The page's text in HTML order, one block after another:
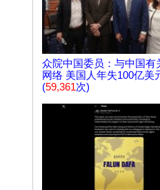
众院中国委员：与中国有
网络 美国人年失100亿美
(59,361次)